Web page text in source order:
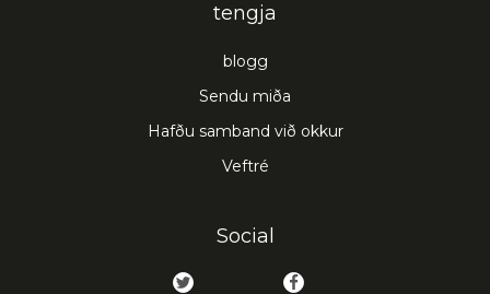
tengja
blogg
Sendu miða
Hafðu samband við okkur
Veftré
Social